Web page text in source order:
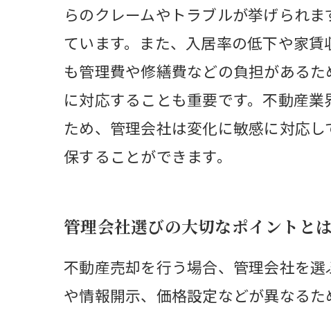
らのクレームやトラブルが挙げられ
ています。また、入居率の低下や家
も管理費や修繕費などの負担がある
に対応することも重要です。不動産
ため、管理会社は変化に敏感に対応
保することができます。
管理会社選びの大切なポイントと
不動産売却を行う場合、管理会社を
や情報開示、価格設定などが異なる